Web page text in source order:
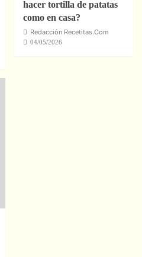
hacer tortilla de patatas
como en casa?
Redacción Recetitas.Com
04/05/2026